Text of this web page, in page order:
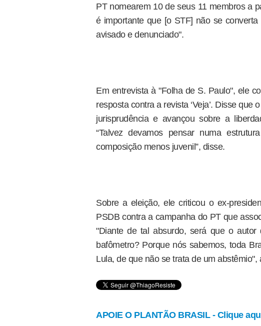
PT nomearem 10 de seus 11 membros a
é importante que [o STF] não se
avisado e denunciado".
Em entrevista à "Folha de S. Paulo", ele
resposta contra a revista ‘Veja’. Disse
jurisprudência e avançou sobre a
“Talvez devamos pensar numa
composição menos juvenil”, disse.
Sobre a eleição, ele criticou o ex-
PSDB contra a campanha do PT que
"Diante de tal absurdo, será que o
bafômetro? Porque nós sabemos, toda
Lula, de que não se trata de um abstêmio",
APOIE O PLANTÃO BRASIL - Clique